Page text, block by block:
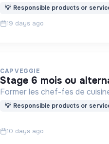
💡 Responsible products or
19 days ago
CAP VEGGIE
stage 6 mois ou
Former les chef-fes de
💡 Responsible products or
10 days ago